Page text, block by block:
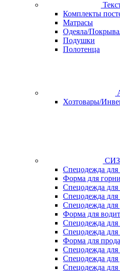
Комплекты
Матрасы
Одеяла/
Подушки
Полотенца
Хозтовары/
СИЗ
Спецодежда для
Форма для
Спецодежда
Спецодежда для
Спецодежда
Форма для
Спецодежда для
Спецодежда для
Форма для
Спецодежда для
Спецодежда
Спецодежда для